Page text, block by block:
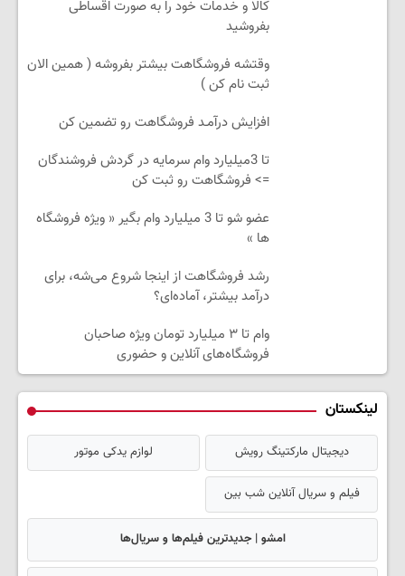
کالا و خدمات خود را به صورت اقساطی
بفروشید
وقتشه فروشگاهت بیشتر بفروشه ( همین الان
ثبت نام کن )
افزایش درآمـد فروشگاهت رو تضمین کن
تا 3میلیارد وام سرمایه در گردش فروشندگان
=> فروشگاهت رو ثبت کن
عضو شو تا 3 میلیارد وام بگیر « ویژه فروشگاه
ها »
رشد فروشگاهت از اینجا شروع می‌شه، برای
درآمد بیشتر، آماده‌ای؟
وام تا ۳ میلیارد تومان ویژه صاحبان
فروشگاه‌های آنلاین و حضوری
لینکستان
دیجیتال مارکتینگ رویش لوازم یدکی موتور
فیلم و سریال آنلاین شب بین
امشو | جدیدترین فیلم‌ها و سریال‌ها